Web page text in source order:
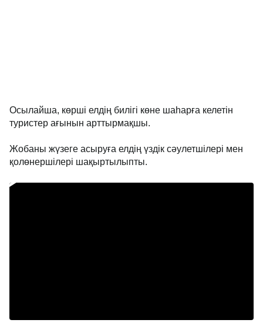
Осылайша, көрші елдің билігі көне шаһарға келетін
туристер ағынын арттырмақшы.
Жобаны жүзеге асыруға елдің үздік сәулетшілері мен
қолөнершілері шақыртылыпты.